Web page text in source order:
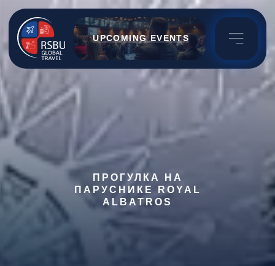
UPCOMING EVENTS
ПРОГУЛКА НА
ПАРУСНИКЕ ROYAL
ALBATROS